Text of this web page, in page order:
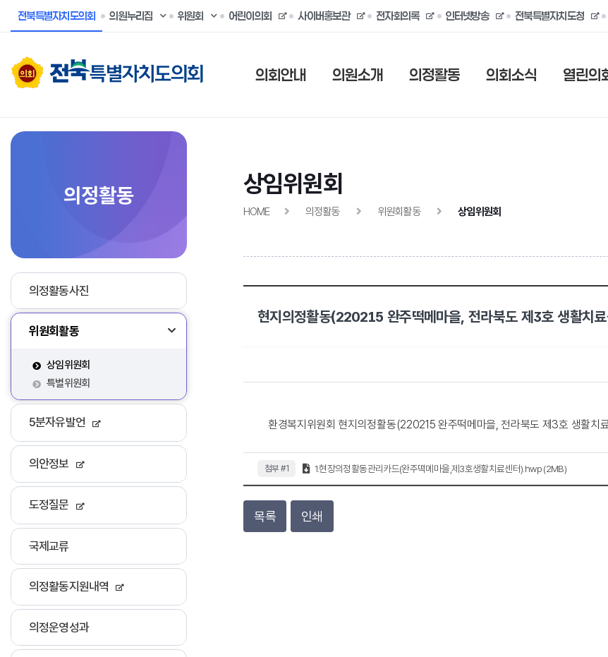
전북특별자치도의회 의원누리집 위원회 어린이의회 사이버홍보관 전자회의록 인터넷방송 전북특별자치도청
의회안내 의원소개 의정활동 의회소식 열린의
의정활동
의정활동사진
위원회활동
상임위원회
특별위원회
5분자유발언
의안정보
도정질문
국제교류
의정활동지원내역
의정운영성과
상임위원회
HOME 의정활동 위원회활동 상임위원회
현지의정활동(220215 완주떡메마을, 전라북도 제3호 생활치
환경복지위원회 현지의정활동(220215 완주떡메마을, 전라북도 제3호 생활치
첨부 #1 1.현장의정활동관리카드(완주떡메마을,제3호생활치료센터).hwp (2MB)
목록 인쇄